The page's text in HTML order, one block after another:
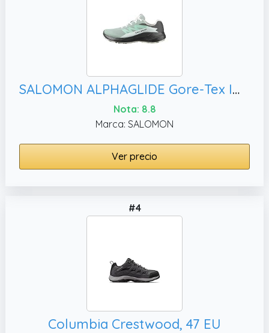
SALOMON ALPHAGLIDE Gore-Tex Impermeables Zapatillas de Senderismo para Mujer
Nota: 8.8
Marca: SALOMON
Ver precio
#4
Columbia Crestwood, 47 EU